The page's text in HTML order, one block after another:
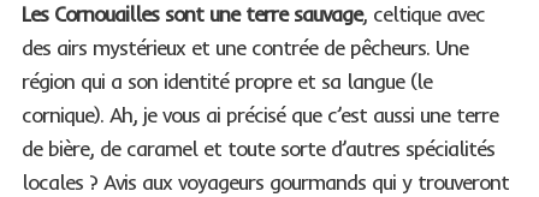
Les Cornouailles sont une terre sauvage, celtique avec
des airs mystérieux et une contrée de pêcheurs. Une
région qui a son identité propre et sa langue (le
cornique). Ah, je vous ai précisé que c’est aussi une terre
de bière, de caramel et toute sorte d’autres spécialités
locales ? Avis aux voyageurs gourmands qui y trouveront